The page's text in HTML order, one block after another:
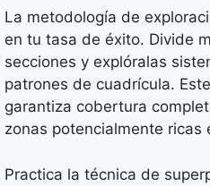
La metodología de
en tu tasa de éxito. Divide
secciones y explóralas
patrones de cuadrícula.
garantiza cobertura
zonas potencialmente ricas
Practica la técnica de